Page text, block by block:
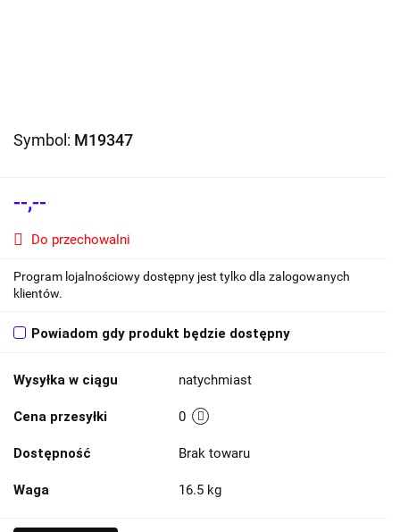
Symbol: M19347
--,--
Do przechowalni
Program lojalnościowy dostępny jest tylko dla zalogowanych
klientów.
Powiadom gdy produkt będzie dostępny
Wysyłka w ciągu natychmiast
Cena przesyłki 0
Dostępność Brak towaru
Waga 16.5 kg